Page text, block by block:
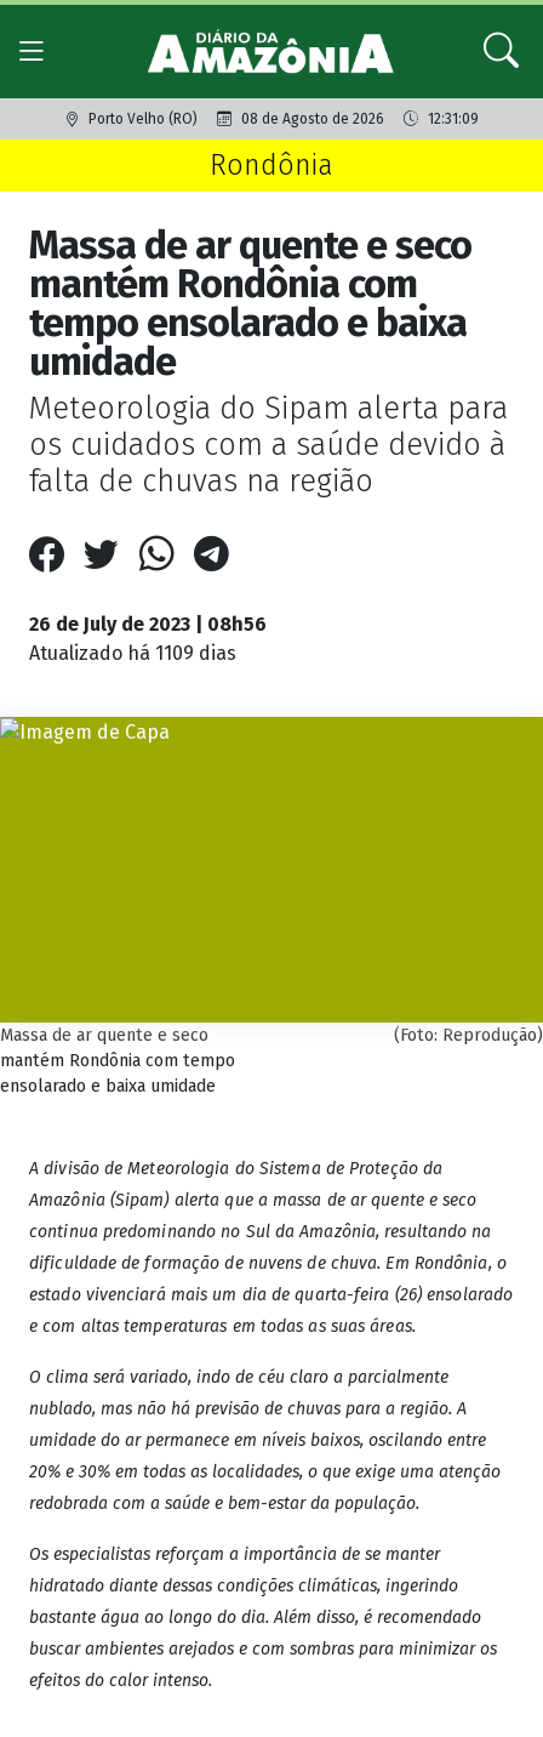
Porto Velho (RO) 08 de Agosto de 2026 12:31:09
Rondônia
Massa de ar quente e seco
mantém Rondônia com
tempo ensolarado e baixa
umidade
Meteorologia do Sipam alerta para
os cuidados com a saúde devido à
falta de chuvas na região
26 de July de 2023 | 08h56
Atualizado há 1109 dias
Massa de ar quente e seco
mantém Rondônia com tempo
ensolarado e baixa umidade
(Foto: Reprodução)
A divisão de Meteorologia do Sistema de Proteção da
Amazônia (Sipam) alerta que a massa de ar quente e seco
continua predominando no Sul da Amazônia, resultando na
dificuldade de formação de nuvens de chuva. Em Rondônia, o
estado vivenciará mais um dia de quarta-feira (26) ensolarado
e com altas temperaturas em todas as suas áreas.
O clima será variado, indo de céu claro a parcialmente
nublado, mas não há previsão de chuvas para a região. A
umidade do ar permanece em níveis baixos, oscilando entre
20% e 30% em todas as localidades, o que exige uma atenção
redobrada com a saúde e bem-estar da população.
Os especialistas reforçam a importância de se manter
hidratado diante dessas condições climáticas, ingerindo
bastante água ao longo do dia. Além disso, é recomendado
buscar ambientes arejados e com sombras para minimizar os
efeitos do calor intenso.